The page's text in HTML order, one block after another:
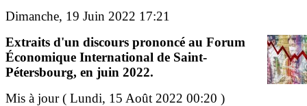
Dimanche, 19 Juin 2022 17:21
Extraits d'un discours prononcé au Forum
Économique International de Saint-
Pétersbourg, en juin 2022.
Mis à jour ( Lundi, 15 Août 2022 00:20 )